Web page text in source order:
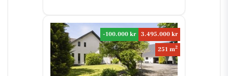
-100.000 kr
3.495.000 kr
251 m2